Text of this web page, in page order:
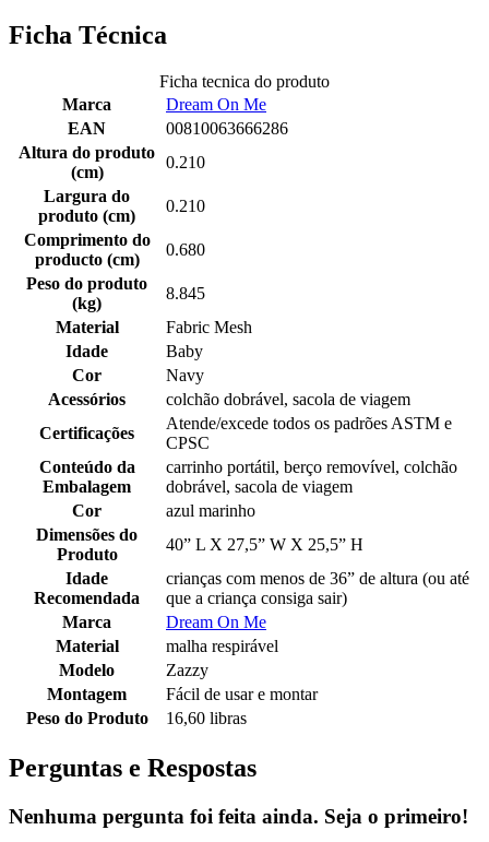
Ficha Técnica
Ficha tecnica do produto
Marca
Dream On Me
EAN
00810063666286
Altura do produto
(cm)
0.210
Largura do
produto (cm)
0.210
Comprimento do
producto (cm)
0.680
Peso do produto
(kg)
8.845
Material
Fabric Mesh
Idade
Baby
Cor
Navy
Acessórios
colchão dobrável, sacola de viagem
Certificações
Atende/excede todos os padrões ASTM e
CPSC
Conteúdo da
Embalagem
carrinho portátil, berço removível, colchão
dobrável, sacola de viagem
Cor
azul marinho
Dimensões do
Produto
40” L X 27,5” W X 25,5” H
Idade
Recomendada
crianças com menos de 36” de altura (ou até
que a criança consiga sair)
Marca
Dream On Me
Material
malha respirável
Modelo
Zazzy
Montagem
Fácil de usar e montar
Peso do Produto
16,60 libras
Perguntas e Respostas
Nenhuma pergunta foi feita ainda. Seja o primeiro!